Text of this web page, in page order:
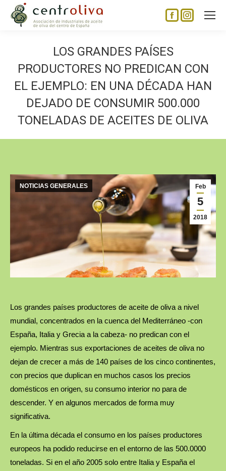
Facebook
opens
new
window
Instagram
new
window
LOS GRANDES PAÍSES
PRODUCTORES NO PREDICAN CON
EL EJEMPLO: EN UNA DÉCADA HAN
DEJADO DE CONSUMIR 500.000
TONELADAS DE ACEITES DE OLIVA
Feb
5
2018
NOTICIAS GENERALES
Los grandes países productores de aceite de oliva a nivel
mundial, concentrados en la cuenca del Mediterráneo -con
España, Italia y Grecia a la cabeza- no predican con el
ejemplo. Mientras sus exportaciones de aceites de oliva no
dejan de crecer a más de 140 países de los cinco continentes,
con precios que duplican en muchos casos los precios
domésticos en origen, su consumo interior no para de
descender. Y en algunos mercados de forma muy
significativa.
En la última década el consumo en los países productores
europeos ha podido reducirse en el entorno de las 500.0000
toneladas. Si en el año 2005 solo entre Italia y España el